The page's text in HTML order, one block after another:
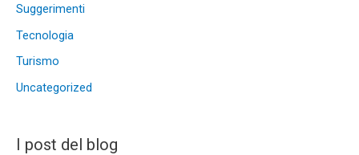
Suggerimenti
Tecnologia
Turismo
Uncategorized
I post del blog